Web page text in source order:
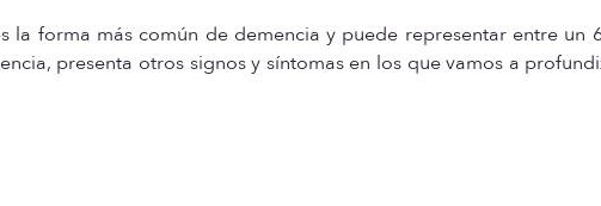
la forma más común de demencia y puede representar entre un
presenta otros signos y síntomas en los que vamos a